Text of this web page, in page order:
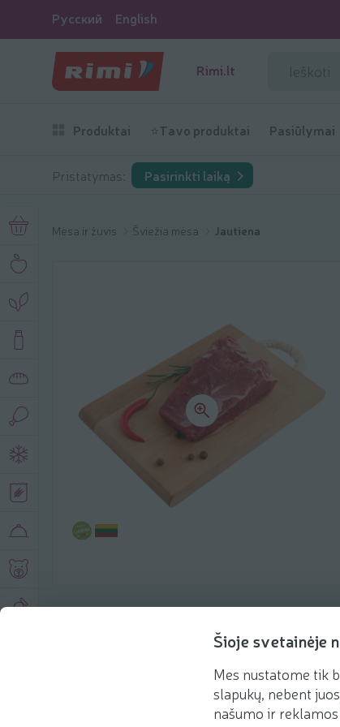
Šioje svetainėje
Mes nustatome tik
slapukų, nebent
našumo ir
Русский English
Rimi.lt
Produktai ⭐Tavo produktai Pasiūlymai
Pristatymas: Pasirinkti laiką
Mėsa ir žuvis Šviežia mėsa Jautiena
Produkto aprašymas